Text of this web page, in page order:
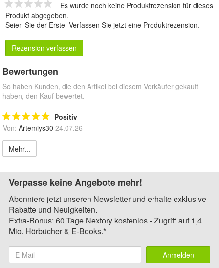
Es wurde noch keine Produktrezension für dieses
Produkt abgegeben.
Seien Sie der Erste. Verfassen Sie jetzt eine Produktrezension.
Rezension verfassen
Bewertungen
So haben Kunden, die den Artikel bei diesem Verkäufer gekauft
haben, den Kauf bewertet.
Positiv
Von: Artemiys30 24.07.26
Mehr...
Verpasse keine Angebote mehr!
Abonniere jetzt unseren Newsletter und erhalte exklusive
Rabatte und Neuigkeiten.
Extra-Bonus: 60 Tage Nextory kostenlos - Zugriff auf 1,4
Mio. Hörbücher & E-Books.*
Anmelden